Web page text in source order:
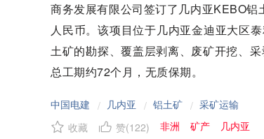
商务发展有限公司签订了几内亚KEBO
人民币。该项目位于几内亚金迪亚大区
土矿的勘探、覆盖层剥离、废矿开挖、
总工期约72个月，无质保期。
中国电建 / 几内亚 / 铝土矿 / 采矿运输
收藏
赞(122) 非洲 矿产 几内亚